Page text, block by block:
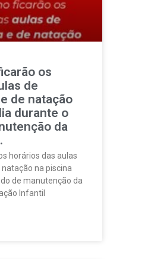
os
de
de natação
durante o
da
horários das aulas
na piscina
de manutenção da
Infantil